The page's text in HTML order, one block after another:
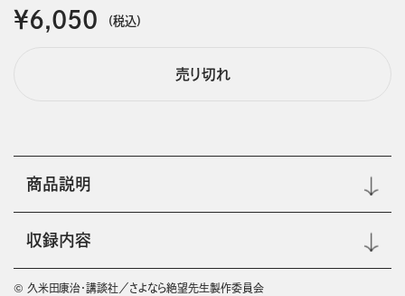
￥6,050 (税込)
売り切れ
商品説明
収録内容
© 久米田康治・講談社／さよなら絶望先生製作委員会